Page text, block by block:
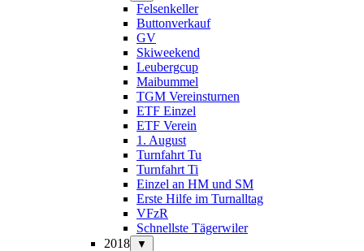
Felsenkeller
Buttonverkauf
GV
Skiweekend
Leubergcup
Maibummel
TGM Vereinsturnen
ETF Einzel
ETF Verein
1. August
Turnfahrt Tu
Turnfahrt Ti
Einzel an HM und SM
Erste Hilfe im Turnalltag
VFzR
Schnellste Tägerwiler
2018
▼